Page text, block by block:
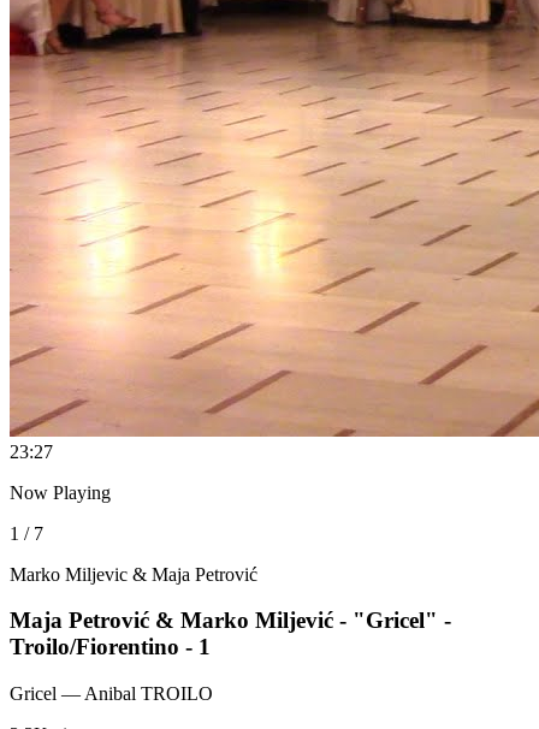
23:27
Now Playing
1 / 7
Marko Miljevic & Maja Petrović
Maja Petrović & Marko Miljević - "Gricel" -
Troilo/Fiorentino - 1
Gricel — Anibal TROILO